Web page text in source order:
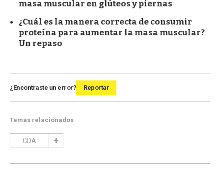
masa muscular en glúteos y piernas
¿Cuál es la manera correcta de consumir
proteína para aumentar la masa muscular?
Un repaso
¿Encontraste un error? Reportar
Temas relacionados
GDA